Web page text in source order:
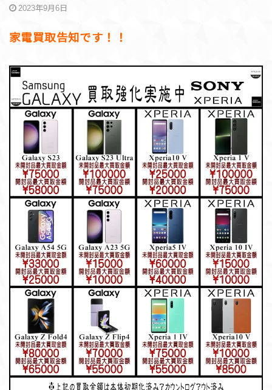
2023年9月6日
家電買取告知です！！